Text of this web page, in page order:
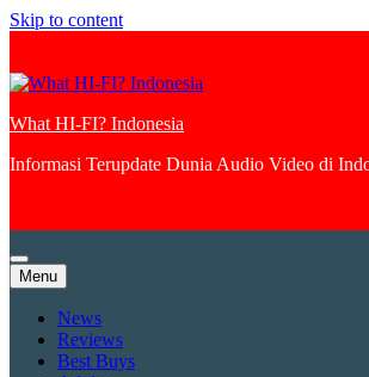
Skip to content
What HI-FI? Indonesia
Informasi Terupdate Dunia Audio Video di
Menu
News
Reviews
Best Buys